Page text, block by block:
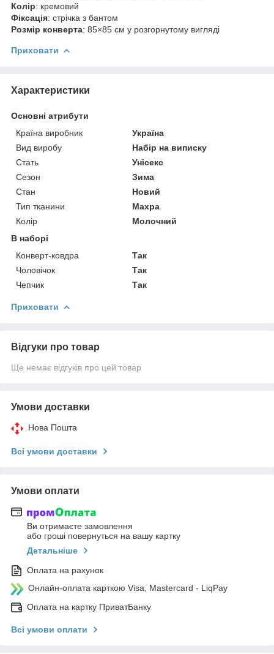
Колір: кремовий
Фіксація: стрічка з бантом
Розмір конверта: 85×85 см у розгорнутому вигляді
Приховати
Характеристики
Основні атрибути
Країна виробник
Україна
Вид виробу
Набір на виписку
Стать
Унісекс
Сезон
Зима
Стан
Новий
Тип тканини
Махра
Колір
Молочний
В наборі
Конверт-ковдра
Так
Чоловічок
Так
Чепчик
Так
Приховати
Відгуки про товар
Ще немає відгуків про цей товар
Умови доставки
Нова Пошта
Всі умови доставки
Умови оплати
Ви отримаєте замовлення
або гроші повернуться на вашу картку
Детальніше
Оплата на рахунок
Онлайн-оплата карткою Visa, Mastercard - LiqPay
Оплата на картку ПриватБанку
Всі умови оплати